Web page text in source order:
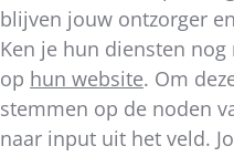
blijven jouw ontzorger
Ken je hun diensten
op hun website. Om
stemmen op de noden
naar input uit het veld.